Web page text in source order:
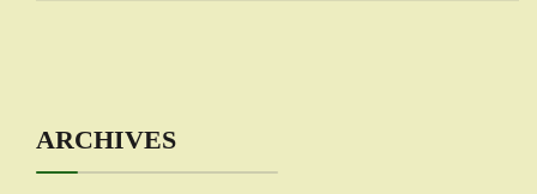
ARCHIVES